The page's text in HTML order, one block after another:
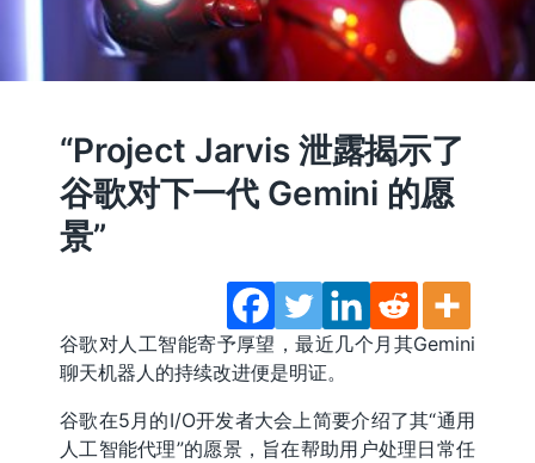
“Project Jarvis 泄露揭示了
谷歌对下一代 Gemini 的愿
景”
谷歌对人工智能寄予厚望，最近几个月其Gemini
聊天机器人的持续改进便是明证。
谷歌在5月的I/O开发者大会上简要介绍了其“通用
人工智能代理”的愿景，旨在帮助用户处理日常任